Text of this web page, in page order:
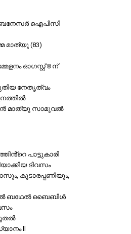
ഐപിസി
മാത്യു (83)
ഓഗസ്റ്റ് 8 ന്
പുതിയ നേതൃത്വം
മാത്യു സാമുവൽ
പാട്ടുകാരി
ദിവസം
കൂടാരപ്പണിയും,
ബഥേൽ ബൈബിൾ
ll